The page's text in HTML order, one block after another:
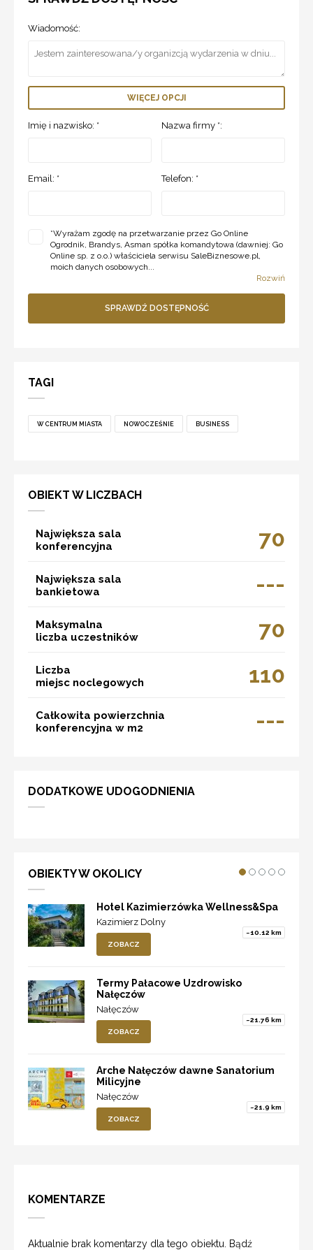
Wiadomość:
WIĘCEJ OPCJI
Imię i nazwisko: * Nazwa firmy *:
Email: * Telefon: *
*Wyrażam zgodę na przetwarzanie przez Go Online
Ogrodnik, Brandys, Asman spółka komandytowa (dawniej: Go
Online sp. z o.o.) właściciela serwisu SaleBiznesowe.pl,
moich danych osobowych...
Rozwiń
SPRAWDŹ DOSTĘPNOŚĆ
TAGI
W CENTRUM MIASTA NOWOCZEŚNIE BUSINESS
OBIEKT W LICZBACH
Największa sala
konferencyjna
70
Największa sala
bankietowa
---
Maksymalna
liczba uczestników
70
Liczba
miejsc noclegowych
110
Całkowita powierzchnia
konferencyjna w m2
---
DODATKOWE UDOGODNIENIA
OBIEKTY W OKOLICY
Hotel Kazimierzówka Wellness&Spa
Kazimierz Dolny
~10.12 km
ZOBACZ
Termy Pałacowe Uzdrowisko
Nałęczów
Nałęczów
~21.76 km
ZOBACZ
Arche Nałęczów dawne Sanatorium
Milicyjne
Nałęczów
~21.9 km
ZOBACZ
KOMENTARZE
Aktualnie brak komentarzy dla tego obiektu. Bądź